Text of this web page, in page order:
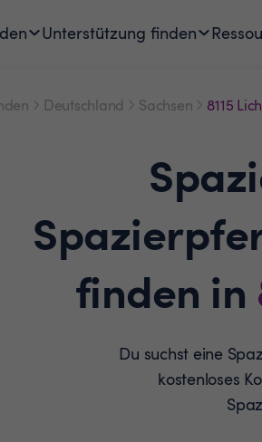
Unterstützung finden
Deutschland Sachsen 8115
finden in
Du suchst eine
kostenloses